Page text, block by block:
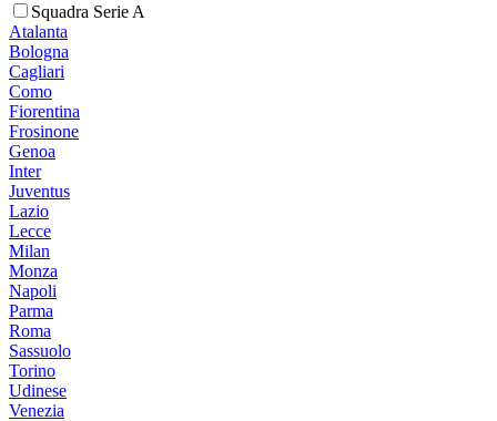
Squadra Serie A
Atalanta
Bologna
Cagliari
Como
Fiorentina
Frosinone
Genoa
Inter
Juventus
Lazio
Lecce
Milan
Monza
Napoli
Parma
Roma
Sassuolo
Torino
Udinese
Venezia